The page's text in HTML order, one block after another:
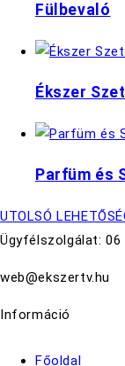
Fülbevaló
Ékszer
Parfüm és
UTOLSÓ
Ügyfélszolgálat: 06
web@ekszertv.hu
Információ
Főoldal